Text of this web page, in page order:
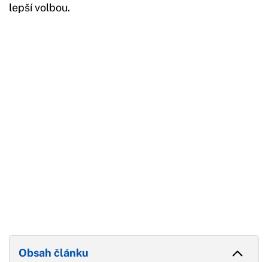
lepší volbou.
Obsah článku